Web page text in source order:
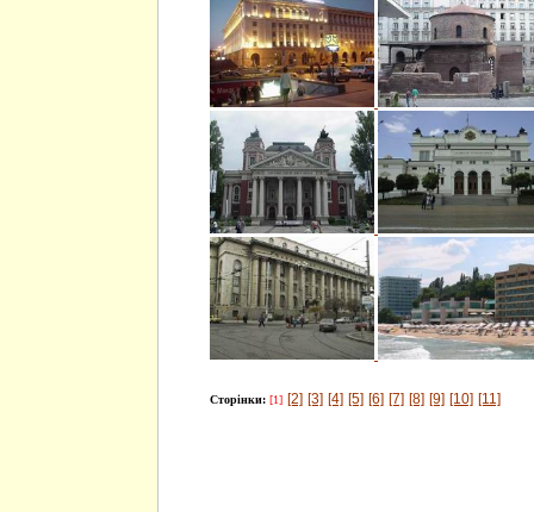
Сторінки: [1] [2] [3] [4] [5] [6] [7] [8] [9] [10] [11]